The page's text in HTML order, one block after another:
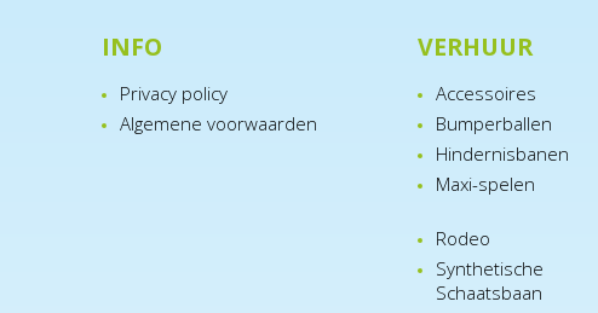
INFO
Privacy policy
Algemene voorwaarden
VERHUUR
Accessoires
Bumperballen
Hindernisbanen
Maxi-spelen
Rodeo
Synthetische
Schaatsbaan